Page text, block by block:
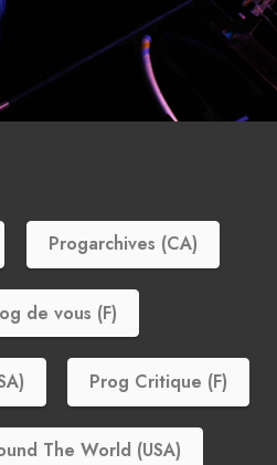
Progarchives (CA)
de vous (F)
Prog Critique (F)
The World (USA)